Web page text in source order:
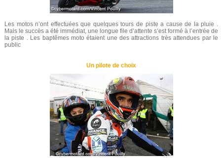
Les motos n’ont effectuées que quelques tours de piste a cause de la pluie .
Mais le succès a été immédiat, une longue file d’attente s’est formé à l’entrée de
la piste . Les baptêmes moto étaient une des attractions très attendues par le
public
Un pilote de choix